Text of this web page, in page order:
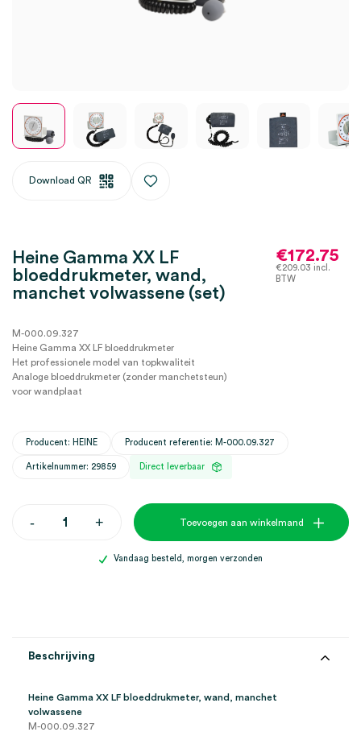
Download QR
Heine Gamma XX LF
bloeddrukmeter, wand,
manchet volwassene (set)
€172.75
€209.03 incl.
BTW
M-000.09.327
Heine Gamma XX LF bloeddrukmeter
Het professionele model van topkwaliteit
Analoge bloeddrukmeter (zonder manchetsteun)
voor wandplaat
Producent: HEINE Producent referentie: M-000.09.327
Artikelnummer: 29859 Direct leverbaar
- + Toevoegen aan winkelmand
Vandaag besteld, morgen verzonden
Beschrijving
Heine Gamma XX LF bloeddrukmeter, wand, manchet
volwassene
M-000.09.327